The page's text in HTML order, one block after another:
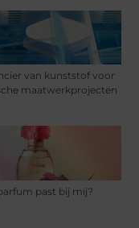
van kunststof voor
maatwerkprojecten
past bij mij?